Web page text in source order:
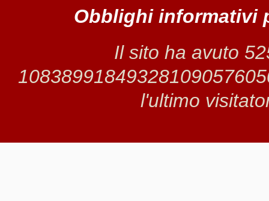
Obblighi informativi
Il sito ha avuto
l'ultimo